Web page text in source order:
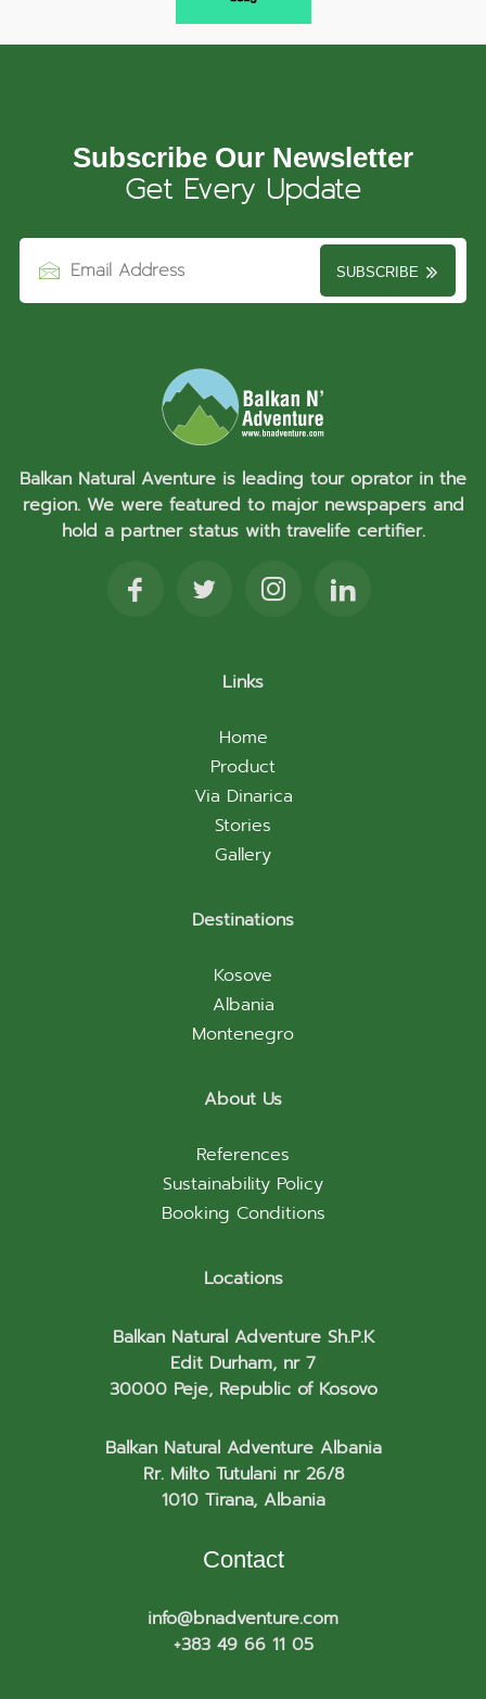
Subscribe Our Newsletter
Get Every Update
SUBSCRIBE
Balkan Natural Aventure is leading tour oprator in the
region. We were featured to major newspapers and
hold a partner status with travelife certifier.
Links
Home
Product
Via Dinarica
Stories
Gallery
Destinations
Kosove
Albania
Montenegro
About Us
References
Sustainability Policy
Booking Conditions
Locations
Balkan Natural Adventure Sh.P.K
Edit Durham, nr 7
30000 Peje, Republic of Kosovo
Balkan Natural Adventure Albania
Rr. Milto Tutulani nr 26/8
1010 Tirana, Albania
Contact
info@bnadventure.com
+383 49 66 11 05